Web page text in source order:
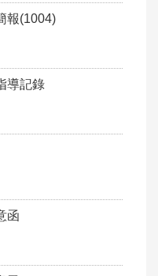
報(1004)
導記錄
函